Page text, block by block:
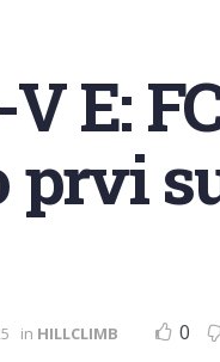
V E:
prvi
in HILLCLIMB 0